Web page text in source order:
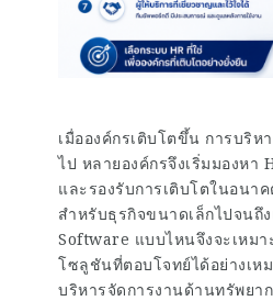
เมื่อองค์กรเติบโตขึ้น การบริห
ไป หลายองค์กรจึงเริ่มมองหา
และรองรับการเติบโตในอนา
สำหรับธุรกิจขนาดเล็กไปจน
Software แบบไหนจึงจะเหม
โซลูชันที่ตอบโจทย์ได้อย่างเห
บริหารจัดการงานด้านทรัพยา